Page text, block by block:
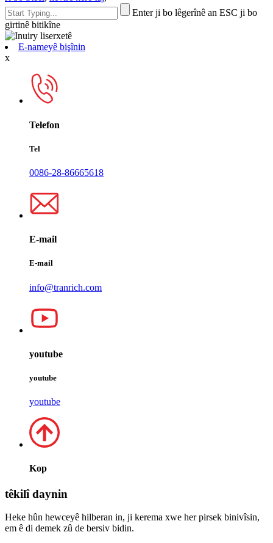
Enter ji bo lêgerînê an ESC ji bo
girtinê bitikîne
E-nameyê bişînin
x
Telefon
Tel
0086-28-86665618
E-mail
E-mail
info@tranrich.com
youtube
youtube
youtube
Kop
têkilî daynin
Heke hûn hewceyê hilberan in, ji kerema xwe her pirsek binivîsin,
em ê di demek zû de bersiv bidin.